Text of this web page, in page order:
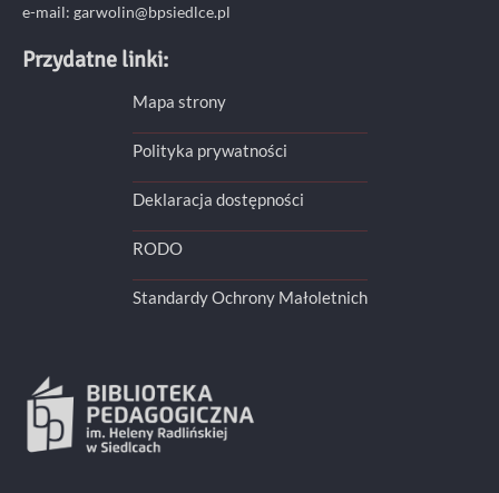
e-mail: garwolin@bpsiedlce.pl
Przydatne linki:
Mapa strony
Polityka prywatności
Deklaracja dostępności
RODO
Standardy Ochrony Małoletnich